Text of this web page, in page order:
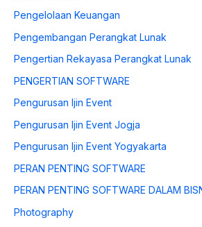
Pengelolaan Keuangan
Pengembangan Perangkat Lunak
Pengertian Rekayasa Perangkat Lunak
PENGERTIAN SOFTWARE
Pengurusan Ijin Event
Pengurusan Ijin Event Jogja
Pengurusan Ijin Event Yogyakarta
PERAN PENTING SOFTWARE
PERAN PENTING SOFTWARE DALAM
Photography